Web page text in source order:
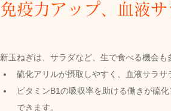
免疫力アップ、血液
新玉ねぎは、サラダなど、生で食べる機会も
硫化アリルが摂取しやすく、血液サラサ
ビタミンB1の吸収率を助ける働きが硫化
できます。